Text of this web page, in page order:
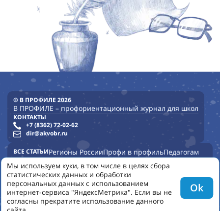
© В ПРОФИЛЕ 2026
В ПРОФИЛЕ – профориентационный журнал для школ
КОНТАКТЫ
+7 (8362) 72-02-62
dir@akvobr.ru
ВСЕ СТАТЬИРегионы РоссииПрофи в профильПедагогам
Опыт школОпыт регионовПрофурокОпыт детских садов
УНИВЕРСИТЕТЫ КОЛЛЕДЖИ ВСЕ НОМЕРА
НОВОСТИ
ПОЛЬЗОВАТЕЛЬСКОЕ СОГЛАШЕНИЕКОНФИДЕНЦИАЛЬНОСТЬ
О НАС
Мы используем куки, в том числе в целях сбора
статистических данных и обработки
персональных данных с использованием
интернет-сервиса "ЯндексМетрика". Если вы не
согласны прекратите использование данного
Ok